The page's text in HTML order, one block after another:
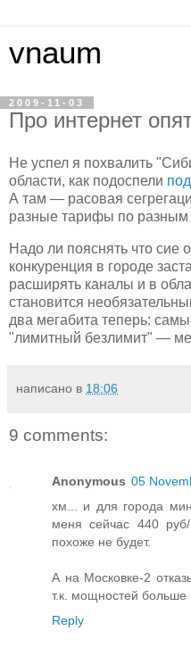
vnaum
2009-11-03
Про интернет
Не успел я похвалить
области, как подоспели
А там — расовая
разные тарифы по разным
Надо ли пояснять что сие
конкуренция в городе
расширять каналы и в
становится
два мегабита теперь:
"лимитный безлимит" —
написано в 18:06
9 comments:
Anonymous 05
хм... и для города
меня сейчас 440
похоже не будет.
А на Московке-2
т.к. мощностей больше
Reply